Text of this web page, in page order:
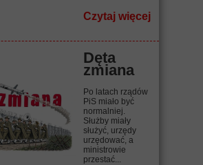
Czytaj więcej
Dęta
zmiana
Po latach rządów
PiS miało być
normalniej.
Służby miały
służyć, urzędy
urzędować, a
ministrowie
przestać...